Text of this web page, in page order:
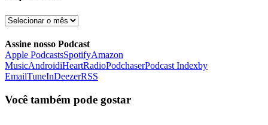
Arquivo
Assine nosso Podcast
Apple PodcastsSpotifyAmazon
MusicAndroidiHeartRadioPodchaserPodcast Indexby
EmailTuneInDeezerRSS
Você também pode gostar